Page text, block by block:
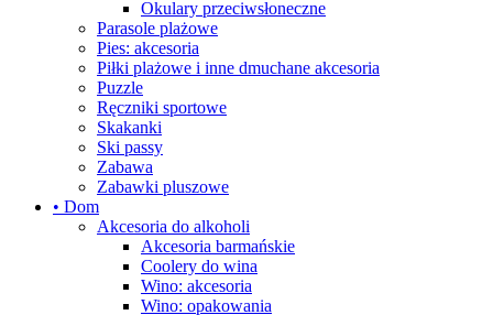
Okulary przeciwsłoneczne
Parasole plażowe
Pies: akcesoria
Piłki plażowe i inne dmuchane akcesoria
Puzzle
Ręczniki sportowe
Skakanki
Ski passy
Zabawa
Zabawki pluszowe
• Dom
Akcesoria do alkoholi
Akcesoria barmańskie
Coolery do wina
Wino: akcesoria
Wino: opakowania